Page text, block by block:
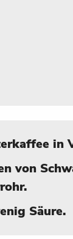
in
von
Säure.